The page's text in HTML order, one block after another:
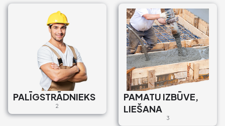
PALĪGSTRĀDNIEKS
2
PAMATU IZBŪVE,
LIEŠANA
3